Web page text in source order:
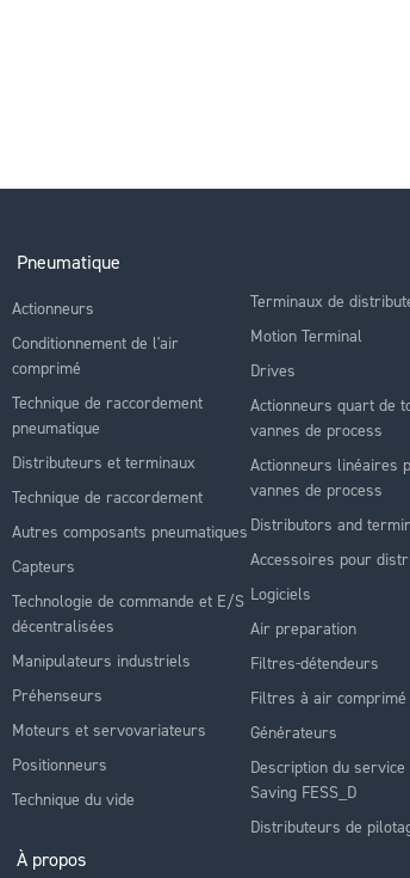
Pneumatique
Actionneurs
Conditionnement de l'air
comprimé
Technique de raccordement
pneumatique
Distributeurs et terminaux
Technique de raccordement
Autres composants pneumatiques
Capteurs
Technologie de commande et E/S
décentralisées
Manipulateurs industriels
Préhenseurs
Moteurs et servovariateurs
Positionneurs
Technique du vide
Terminaux de
Motion Terminal
Drives
Actionneurs quart de
vannes de process
Actionneurs linéaires
vannes de process
Distributors and
Accessoires pour
Logiciels
Air preparation
Filtres-détendeurs
Filtres à air comprimé
Générateurs
Description du
Saving FESS_D
Distributeurs de
À propos